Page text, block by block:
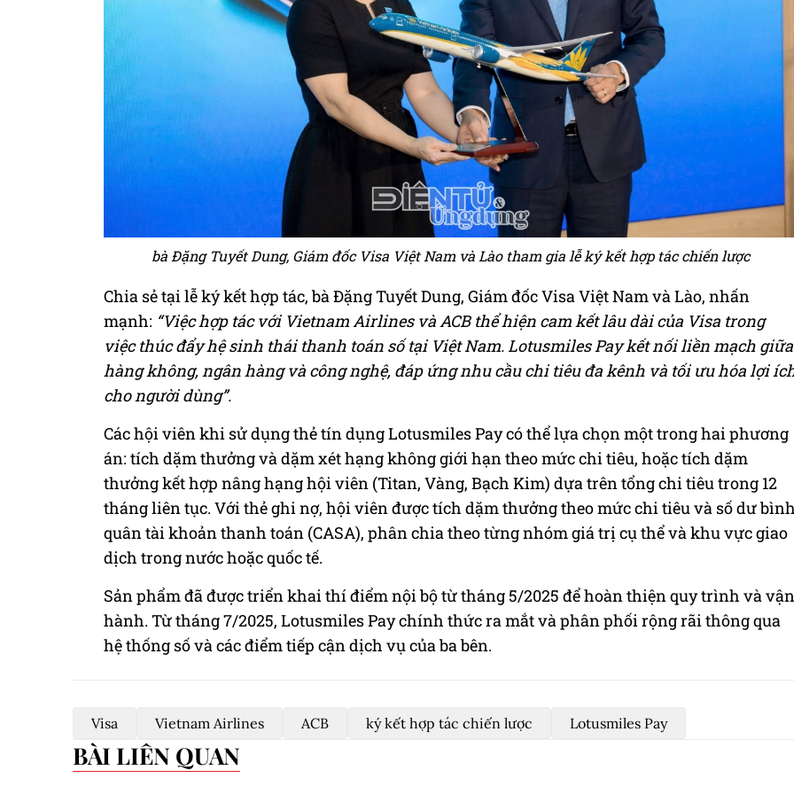
bà Đặng Tuyết Dung, Giám đốc Visa Việt Nam và Lào tham gia lễ ký kết hợp tác chiến lược
Chia sẻ tại lễ ký kết hợp tác, bà Đặng Tuyết Dung, Giám đốc Visa Việt Nam và Lào, nhấn
mạnh: “Việc hợp tác với Vietnam Airlines và ACB thể hiện cam kết lâu dài của Visa trong
việc thúc đẩy hệ sinh thái thanh toán số tại Việt Nam. Lotusmiles Pay kết nối liền mạch giữa
hàng không, ngân hàng và công nghệ, đáp ứng nhu cầu chi tiêu đa kênh và tối ưu hóa lợi
cho người dùng”.
Các hội viên khi sử dụng thẻ tín dụng Lotusmiles Pay có thể lựa chọn một trong hai phương
án: tích dặm thưởng và dặm xét hạng không giới hạn theo mức chi tiêu, hoặc tích dặm
thưởng kết hợp nâng hạng hội viên (Titan, Vàng, Bạch Kim) dựa trên tổng chi tiêu trong 12
tháng liên tục. Với thẻ ghi nợ, hội viên được tích dặm thưởng theo mức chi tiêu và số dư
quân tài khoản thanh toán (CASA), phân chia theo từng nhóm giá trị cụ thể và khu vực giao
dịch trong nước hoặc quốc tế.
Sản phẩm đã được triển khai thí điểm nội bộ từ tháng 5/2025 để hoàn thiện quy trình và vận
hành. Từ tháng 7/2025, Lotusmiles Pay chính thức ra mắt và phân phối rộng rãi thông qua
hệ thống số và các điểm tiếp cận dịch vụ của ba bên.
Visa Vietnam Airlines ACB ký kết hợp tác chiến lược Lotusmiles Pay
BÀI LIÊN QUAN